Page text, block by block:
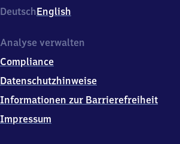
17,
0
7
9
Ostrau
DeutschEnglish
Analyse verwalten
Compliance
Datenschutzhinweise
Informationen zur Barrierefreiheit
Impressum